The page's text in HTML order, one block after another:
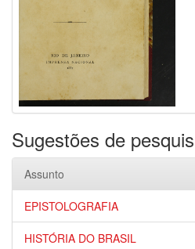
Sugestões de
Assunto
EPISTOLOGRAFIA
HISTÓRIA DO BRASIL